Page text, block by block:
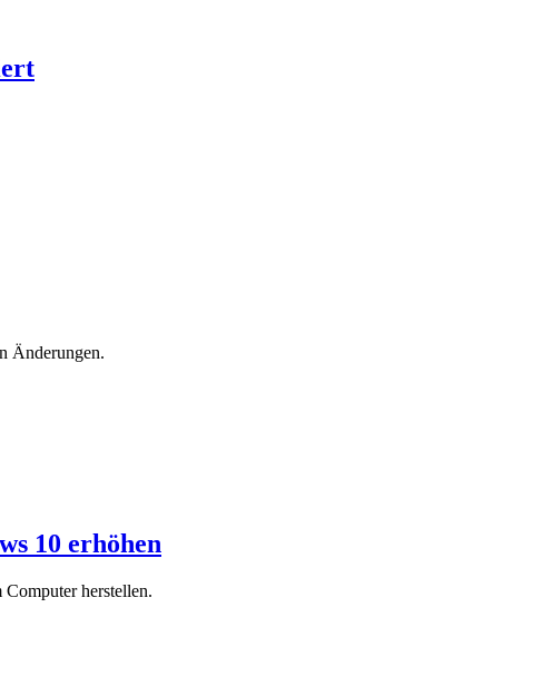
Änderungen.
10 erhöhen
herstellen.